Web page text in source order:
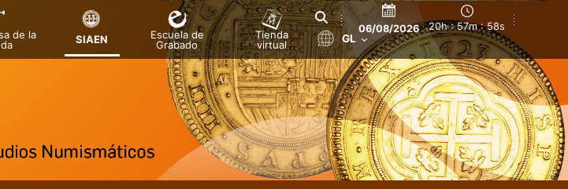
de la
SIAEN
Escuela de
Grabado
Tienda
virtual
06/08/2026 20h : 57m : 58s
GL